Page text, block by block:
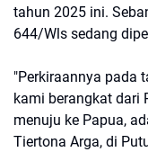
tahun 2025 ini.
644/Wls sedang
"Perkiraannya pada
kami berangkat dari
menuju ke Papua,
Tiertona Arga, di